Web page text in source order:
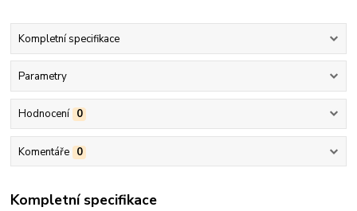
Kompletní specifikace
Parametry
Hodnocení 0
Komentáře 0
Kompletní specifikace